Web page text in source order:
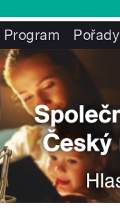
Program Pořady